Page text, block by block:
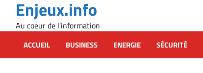
content
Enjeux.info
Au coeur de l'information
ACCUEIL BUSINESS ENERGIE SÉCURITÉ